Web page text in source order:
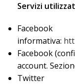
Servizi
Facebook
informativa:
Facebook
account.
Twitter